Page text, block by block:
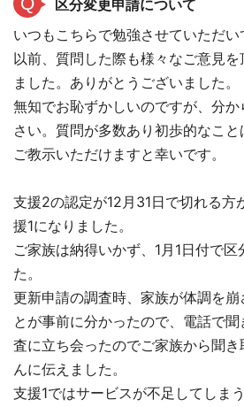
区分変更申請について
いつもこちらで勉強させていただい
以前、質問した際も様々なご意見を
ました。ありがとうございました。
無知でお恥ずかしいのですが、分
さい。質問が多数あり初歩的なこ
ご教示いただけますと幸いです。
支援2の認定が12月31日で切れる方
援1になりました。
ご家族は納得いかず、1月1日付で
た。
更新申請の調査時、家族が体調を
とが事前に分かったので、電話で
査に立ち会ったのでご家族から聞
んに伝えました。
支援1ではサービスが不足してしま